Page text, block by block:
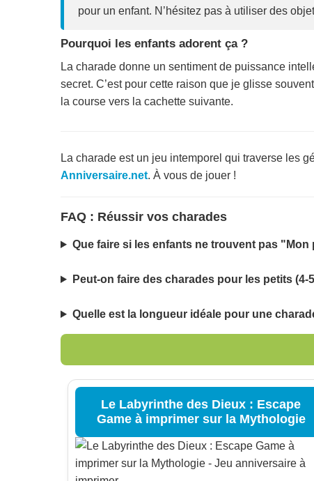
pour un enfant. N’hésitez pas à utiliser des
Pourquoi les enfants adorent ça ?
La charade donne un sentiment de puissance
secret. C’est pour cette raison que je glisse
la course vers la cachette suivante.
La charade est un jeu intemporel qui traverse les
Anniversaire.net. À vous de jouer !
FAQ : Réussir vos charades
Que faire si les enfants ne trouvent pas "Mon
Peut-on faire des charades pour les petits (4-
Quelle est la longueur idéale pour une
Le Labyrinthe des Dieux : Escape
Game à imprimer sur la Mythologie